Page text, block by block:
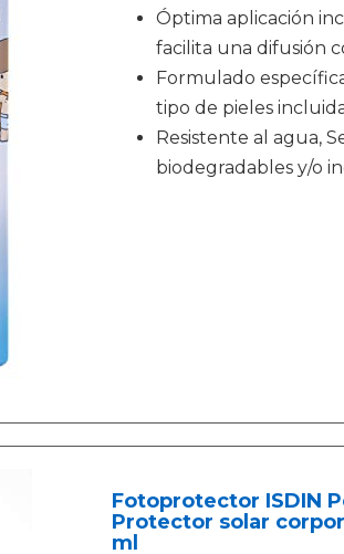
Óptima aplicación
facilita una difusión
Formulado
tipo de pieles
Resistente al agua,
biodegradables y/o
Fotoprotector ISDIN
Protector solar
ml